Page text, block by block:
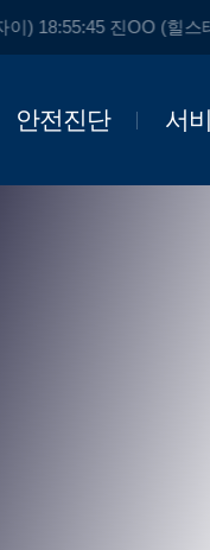
진OO (힐스테
안전진단 서